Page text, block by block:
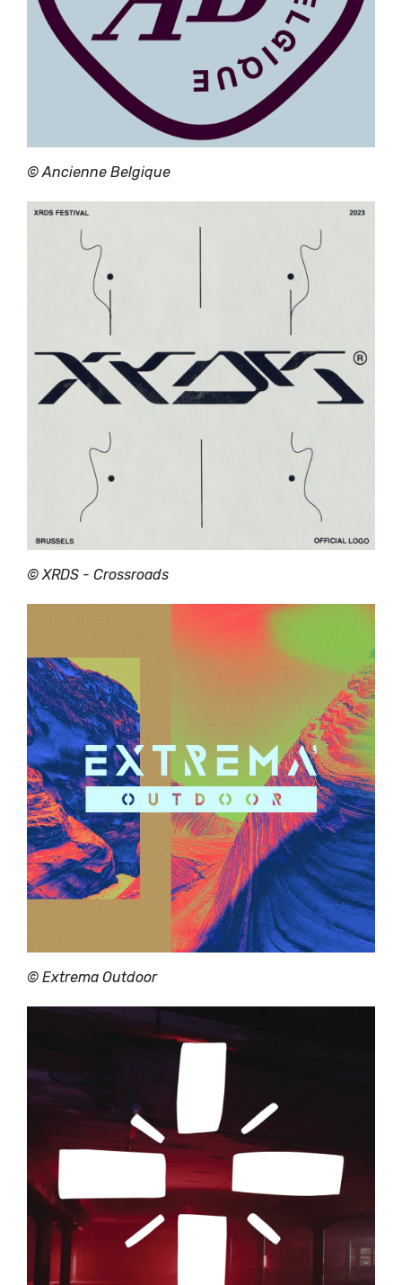
©Ancienne Belgique
© XRDS - Crossroads
© Extrema Outdoor